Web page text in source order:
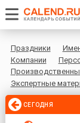
Праздники
Компании
Экспертные
СЕГОДНЯ